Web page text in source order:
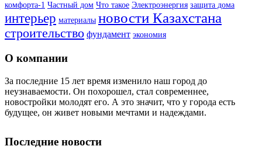
комфорта-1 Частный дом Что такое Электроэнергия защита дома
интерьер материалы новости Казахстана
строительство фундамент экономия
О компании
За последние 15 лет время изменило наш город до
неузнаваемости. Он похорошел, стал современнее,
новостройки молодят его. А это значит, что у города есть
будущее, он живет новыми мечтами и надеждами.
Последние новости